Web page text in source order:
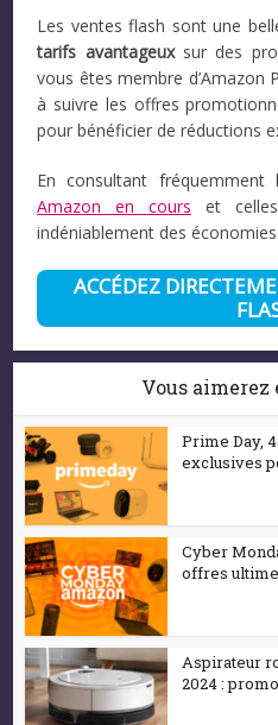
Les ventes flash sont une
tarifs avantageuxsur des
vous êtes membre
à suivre les offres
pour bénéficier de réductions
En consultant fréquemment
Amazon en cours et
indéniablement des
ACCÉDEZ
Vous aimerez
Prime Day,
exclusives
Cyber
offres
Aspirateur
2024 :